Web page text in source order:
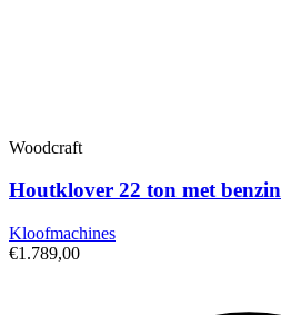
Woodcraft
Houtklover 22 ton met
Kloofmachines
€1.789,00